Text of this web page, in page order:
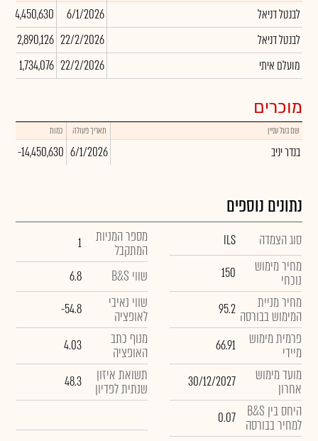
לבנטל דניאל 6/1/2026
14,450,630
לבנטל דניאל
22/2/2026
2,890,126
מועלם איתי
22/2/2026
1,734,076
מוכרים
שם בעל עניין תאריך פעולה כמות
בנדר יניב 6/1/2026
-14,450,630
נתונים נוספים
סוג הצמדה ILS
מחיר מימוש
נוכחי 150
מחיר מניית
המימוש בבורסה 95.2
פרמית מימוש
מיידי 66.91
מועד מימוש
אחרון 30/12/2027
היחס בין B&S
למחיר בבורסה 0.07
מספר המניות
המתקבל 1
שווי B&S 6.8
שווי נאיבי
לאופציה -54.8
מנוף כתב
האופציה 4.03
תשואת איזון
שנתית לפדיון 48.3